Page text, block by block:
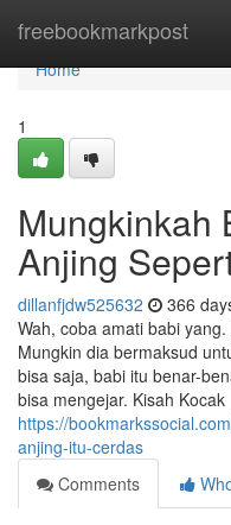
freebookmarkpost
Home
Home
1
Mungkinkah
Anjing
dillanfjdw525632 366
Wah, coba amati babi
Mungkin dia bermaksud
bisa saja, babi itu benar-
bisa mengejar. Kisah Kocak
https://
anjing-itu-cerdas
Comments